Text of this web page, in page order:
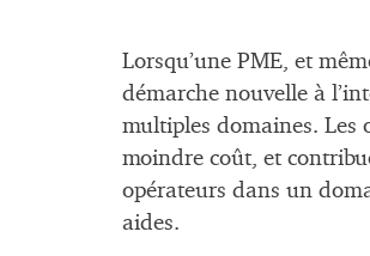
Lorsqu’une PME, et
démarche nouvelle à
multiples domaines. Les
moindre coût, et
opérateurs dans un
aides.